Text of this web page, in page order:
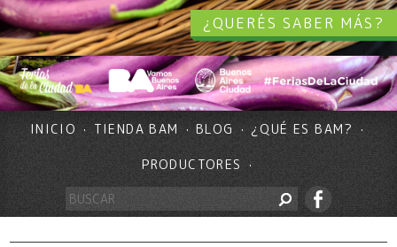
¿QUERÉS SABER MÁS?
INICIO TIENDA BAM BLOG ¿QUÉ ES BAM?
PRODUCTORES